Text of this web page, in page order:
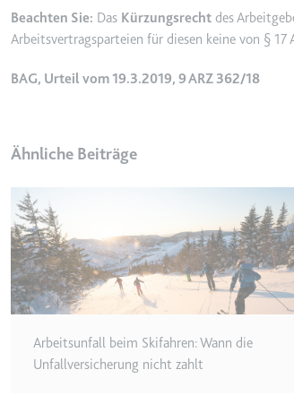
Typ:
Beachten Sie: Das Kürzungsrecht des
Arbeitsvertragsparteien für diesen keine von § 17
BAG, Urteil vom 19.3.2019, 9 ARZ 362/18
Ähnliche Beiträge
Arbeitsunfall beim Skifahren: Wann die
Unfallversicherung nicht zahlt